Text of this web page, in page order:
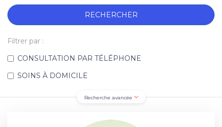
RECHERCHER
Filtrer par :
CONSULTATION PAR TÉLÉPHONE
SOINS À DOMICILE
Recherche avancée